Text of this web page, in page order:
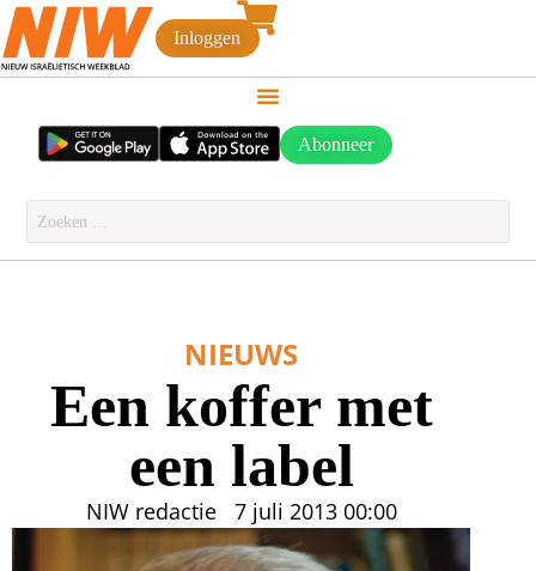
Inloggen
Abonneer
NIEUWS
Een koffer met
een label
NIW redactie 7 juli 2013 00:00